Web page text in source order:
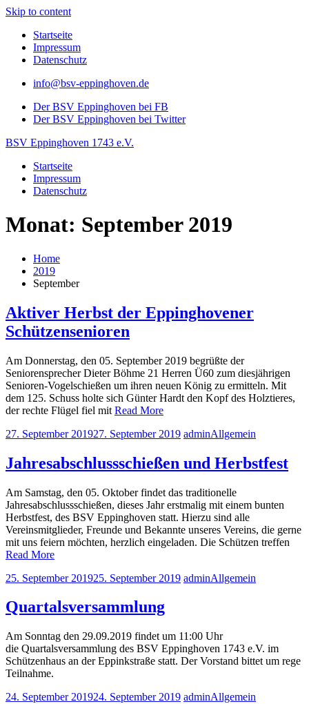
Skip to content
Startseite
Impressum
Datenschutz
info@bsv-eppinghoven.de
Der BSV Eppinghoven bei FB
Der BSV Eppinghoven bei Twitter
BSV Eppinghoven 1743 e.V.
Startseite
Impressum
Datenschutz
Monat: September 2019
Home
2019
September
Aktiver Herbst der Eppinghovener
Schützensenioren
Am Donnerstag, den 05. September 2019 begrüßte der
Seniorensprecher Dieter Böhme 21 Herren Ü60 zum diesjährigen
Senioren-Vogelschießen um ihren neuen König zu ermitteln. Mit
dem 125. Schuss holte sich Günter Hardt den Kopf des Holztieres,
der rechte Flügel fiel mit Read More
27. September 201927. September 2019 adminAllgemein
Jahresabschlussschießen und Herbstfest
Am Samstag, den 05. Oktober findet das traditionelle
Jahresabschlussschießen, dieses Jahr erstmalig mit einem bunten
Herbstfest, des BSV Eppinghoven statt. Hierzu sind alle
Vereinsmitglieder, Freunde und Bekannte unseres Vereins, die gerne
mit uns feiern möchten, herzlich eingeladen. Die Schützen treffen
Read More
25. September 201925. September 2019 adminAllgemein
Quartalsversammlung
Am Sonntag den 29.09.2019 findet um 11:00 Uhr
die Quartalsversammlung des BSV Eppinghoven 1743 e.V. im
Schützenhaus an der Eppinkstraße statt. Der Vorstand bittet um rege
Teilnahme.
24. September 201924. September 2019 adminAllgemein